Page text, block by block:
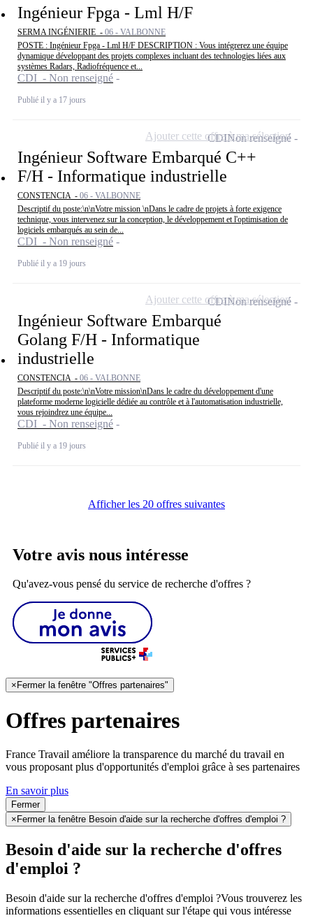
Ingénieur Fpga - Lml H/F
SERMA INGÉNIERIE - 06 - VALBONNE
POSTE : Ingénieur Fpga - Lml H/F DESCRIPTION : Vous intégrerez une équipe
dynamique développant des projets complexes incluant des technologies liées aux
systèmes Radars, Radiofréquence et...
CDI - Non renseigné
Publié il y a 17 jours
Ingénieur Software Embarqué C++
F/H - Informatique industrielle
CONSTENCIA - 06 - VALBONNE
Descriptif du poste:\n\nVotre mission \nDans le cadre de projets à forte exigence
technique, vous intervenez sur la conception, le développement et l'optimisation de
logiciels embarqués au sein de...
CDI - Non renseigné
Publié il y a 19 jours
CDINon renseigné
Ajouter cette offre à ma sélection
Ingénieur Software Embarqué
Golang F/H - Informatique
industrielle
CONSTENCIA - 06 - VALBONNE
Descriptif du poste:\n\nVotre mission\nDans le cadre du développement d'une
plateforme moderne logicielle dédiée au contrôle et à l'automatisation industrielle,
vous rejoindrez une équipe...
CDI - Non renseigné
Publié il y a 19 jours
CDINon renseigné
Ajouter cette offre à ma sélection
Afficher les 20 offres suivantes
Votre avis nous intéresse
Qu'avez-vous pensé du service de recherche d'offres ?
× Fermer la fenêtre "Offres partenaires"
Offres partenaires
France Travail améliore la transparence du marché du travail en
vous proposant plus d'opportunités d'emploi grâce à ses partenaires
En savoir plus
Fermer
× Fermer la fenêtre Besoin d'aide sur la recherche d'offres d'emploi ?
Besoin d'aide sur la recherche d'offres
d'emploi ?
Besoin d'aide sur la recherche d'offres d'emploi ?Vous trouverez les
informations essentielles en cliquant sur l'étape qui vous intéresse